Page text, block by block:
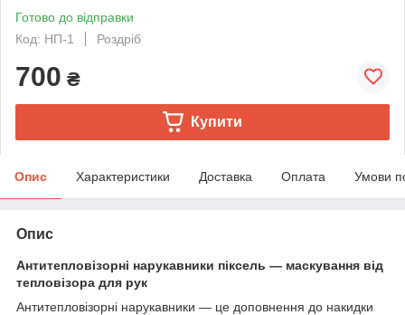
Готово до відправки
Код: НП-1
Роздріб
700 ₴
Купити
Опис Характеристики Доставка Оплата Умови
Опис
Антитепловізорні нарукавники піксель — маскування від
тепловізора для рук
Антитепловізорні нарукавники — це доповнення до накидки